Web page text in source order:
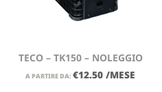
TECO – TK150 – NOLEGGIO
A PARTIRE DA: €12.50 /MESE